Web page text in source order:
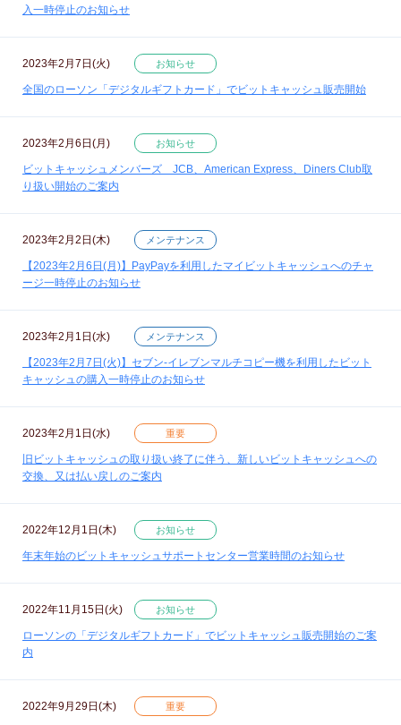
入一時停止のお知らせ
2023年2月7日(火) お知らせ
全国のローソン「デジタルギフトカード」でビットキャッシュ販売開始
2023年2月6日(月) お知らせ
ビットキャッシュメンバーズ JCB、American Express、Diners Club取
り扱い開始のご案内
2023年2月2日(木) メンテナンス
【2023年2月6日(月)】PayPayを利用したマイビットキャッシュへのチャ
ージ一時停止のお知らせ
2023年2月1日(水) メンテナンス
【2023年2月7日(火)】セブン‐イレブンマルチコピー機を利用したビット
キャッシュの購入一時停止のお知らせ
2023年2月1日(水) 重要
旧ビットキャッシュの取り扱い終了に伴う、新しいビットキャッシュへの
交換、又は払い戻しのご案内
2022年12月1日(木) お知らせ
年末年始のビットキャッシュサポートセンター営業時間のお知らせ
2022年11月15日(火) お知らせ
ローソンの「デジタルギフトカード」でビットキャッシュ販売開始のご案
内
2022年9月29日(木) 重要